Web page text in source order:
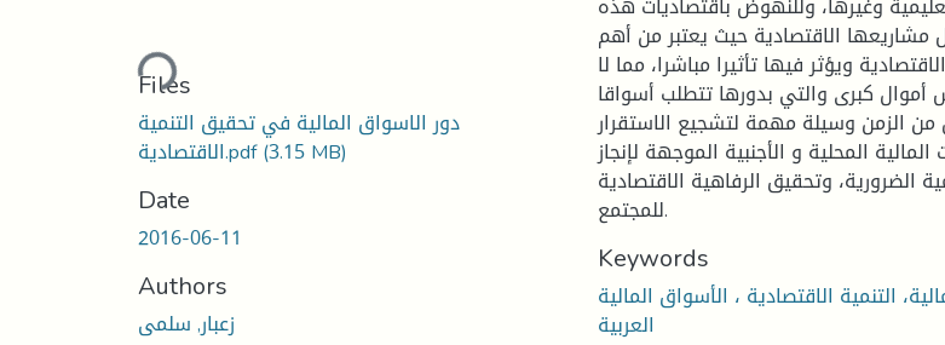
Loading...
Files
دور الاسواق المالية في تحقيق التنمية
الاقتصادية.pdf(3.15 MB)
Date
2016-06-11
Authors
زعبار, سلمى
مشاريعها الاقتصادية حيث يعتبر من أهم
ويؤثر فيها تأثيرا مباشرا، مما لا
كبرى والتي بدورها تتطلب أسواقا
من الزمن وسيلة مهمة لتشجيع الاستقرار
المحلية و الأجنبية الموجهة لإنجاز
الضرورية، وتحقيق الرفاهية الاقتصادية
للمجتمع.
Keywords
التنمية الاقتصادية ، الأسواق المالية
العربية